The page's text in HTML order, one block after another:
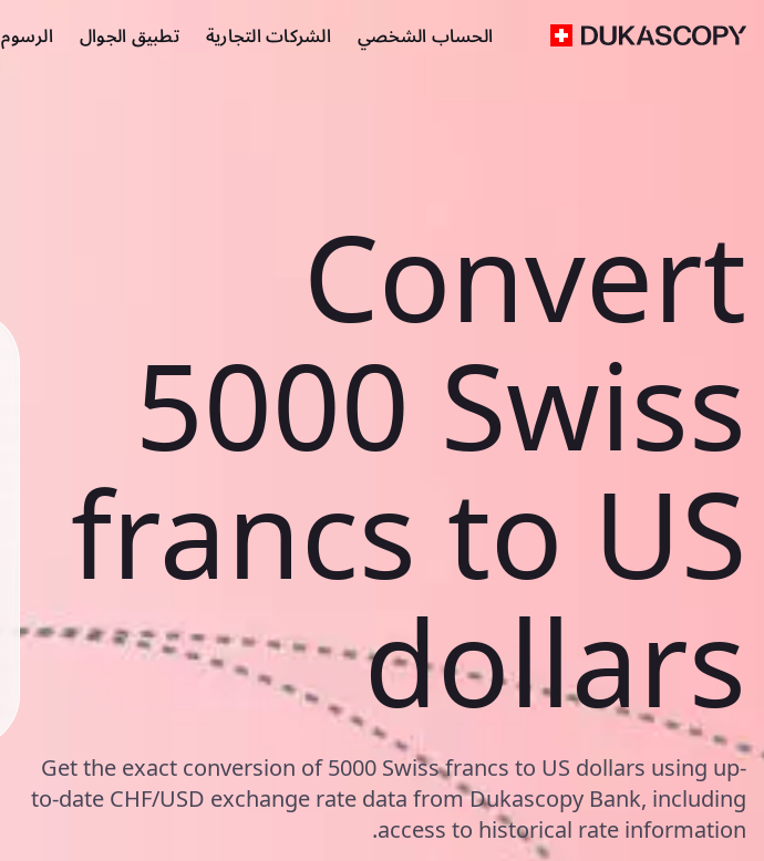
الحساب الشخصي الشركات التجارية تطبيق الجوال الرسوم
Convert
5000 Swiss
francs to US
dollars
Get the exact conversion of 5000 Swiss francs to US dollars using up-
to-date CHF/USD exchange rate data from Dukascopy Bank, including
access to historical rate information.